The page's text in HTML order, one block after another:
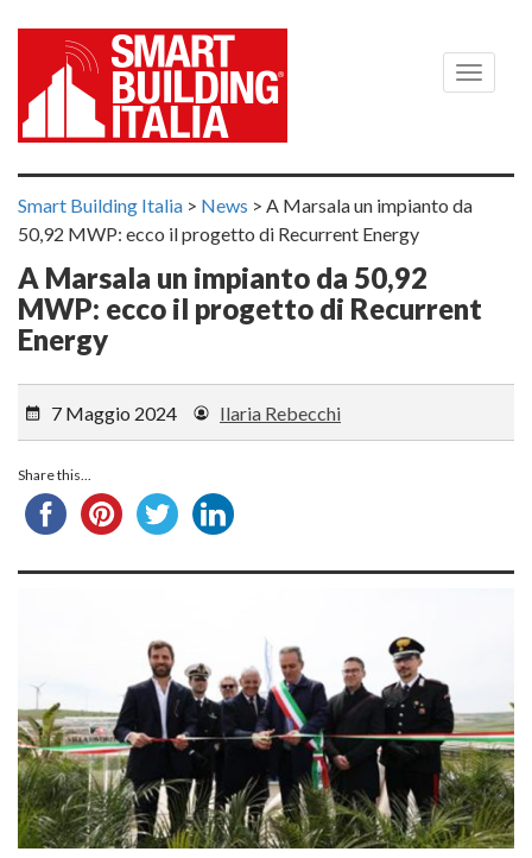
Menù
Smart Building Italia > News > A Marsala un impianto da
50,92 MWP: ecco il progetto di Recurrent Energy
A Marsala un impianto da 50,92
MWP: ecco il progetto di Recurrent
Energy
7 Maggio 2024 Ilaria Rebecchi
Share this...